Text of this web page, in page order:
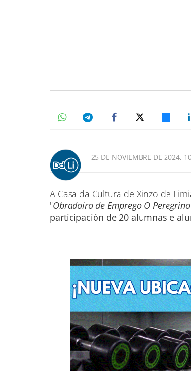
25 DE NOVIEMBRE DE 2024,
A Casa da Cultura de Xinzo de
"Obradoiro de Emprego O
participación de 20 alumnas e